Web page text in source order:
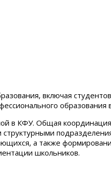
включая
образования в
в КФУ. Общая
а также
школьников.